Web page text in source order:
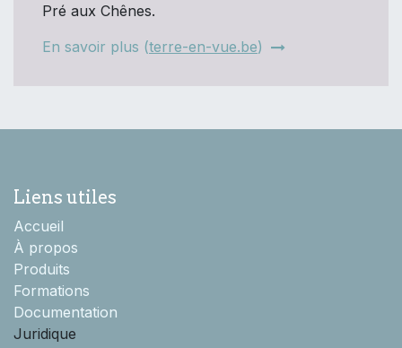
Pré aux Chênes.
En savoir plus (terre-en-vue.be)
Liens utiles
Accueil
À propos
Produits
Formations
Documentation
Juridique